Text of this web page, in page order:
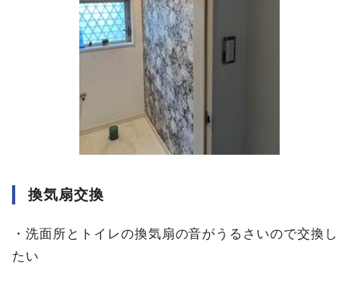
換気扇交換
・洗面所とトイレの換気扇の音がうるさいので交換し
たい